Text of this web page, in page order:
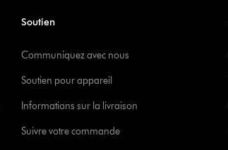
Soutien
Communiquez avec nous
Soutien pour appareil
Informations sur la livraison
Suivre votre commande